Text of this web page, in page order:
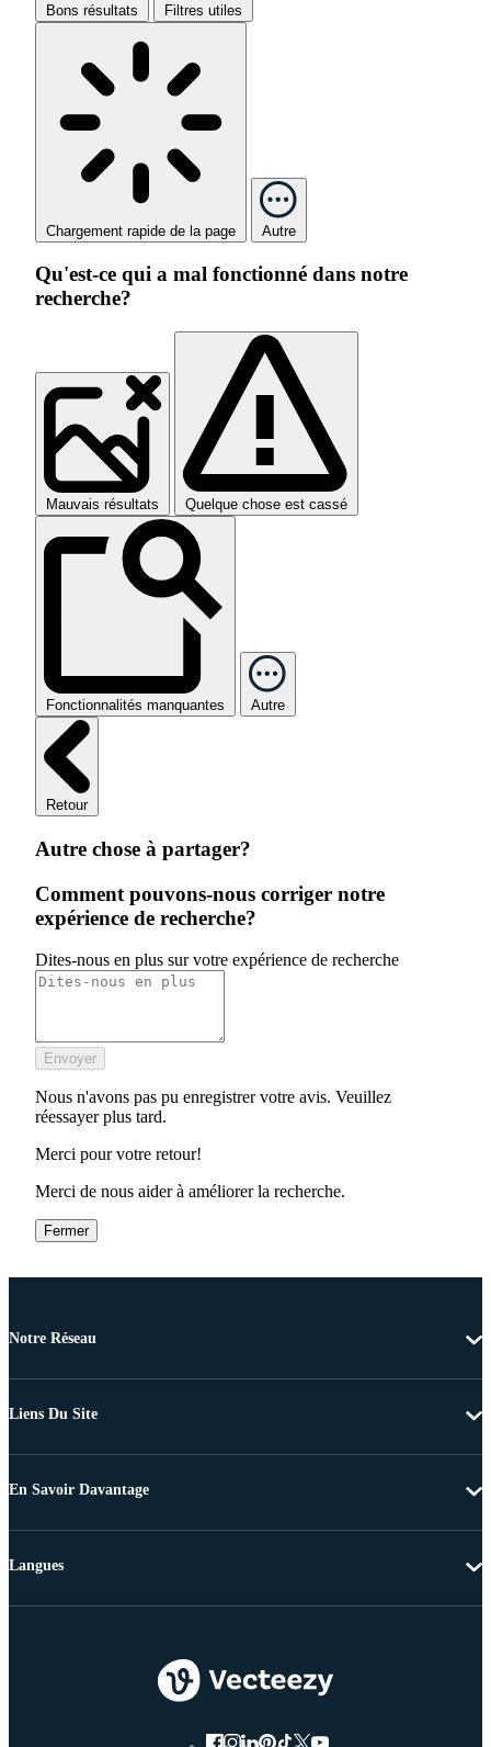
Bons résultats Filtres utiles
Chargement rapide de la page Autre
Qu'est-ce qui a mal fonctionné dans notre
recherche?
Mauvais résultats Quelque chose est cassé
Fonctionnalités manquantes Autre
Retour
Autre chose à partager?
Comment pouvons-nous corriger notre
expérience de recherche?
Dites-nous en plus sur votre expérience de recherche
Envoyer
Nous n'avons pas pu enregistrer votre avis. Veuillez
réessayer plus tard.
Merci pour votre retour!
Merci de nous aider à améliorer la recherche.
Fermer
Notre Réseau
Liens Du Site
En Savoir Davantage
Langues